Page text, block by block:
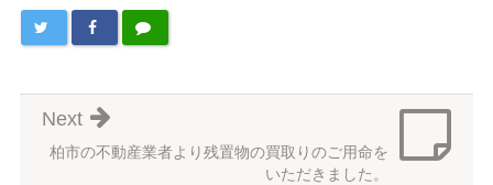
柏市の不動産業者より残置物の買取りのご用命を
いただきました。
Next